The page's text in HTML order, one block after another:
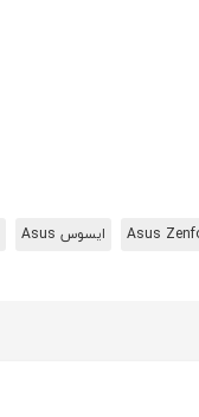
Asus ایسوس Asus